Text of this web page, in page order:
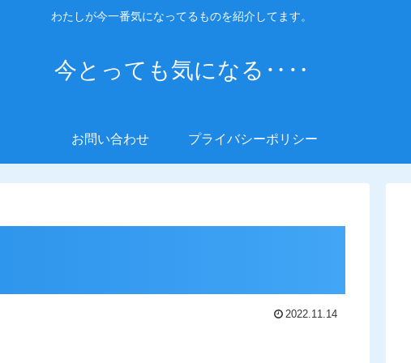
わたしが今一番気になってるものを紹介してます。
今とっても気になる‥‥
お問い合わせ プライバシーポリシー
2022.11.14